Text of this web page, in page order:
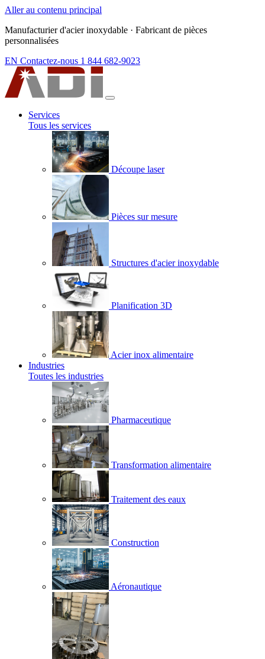
Aller au contenu principal
Manufacturier d'acier inoxydable · Fabricant de pièces
personnalisées
EN Contactez-nous 1 844 682-9023
Services
Tous les services
Découpe laser
Pièces sur mesure
Structures d'acier inoxydable
Planification 3D
Acier inox alimentaire
Industries
Toutes les industries
Pharmaceutique
Transformation alimentaire
Traitement des eaux
Construction
Aéronautique